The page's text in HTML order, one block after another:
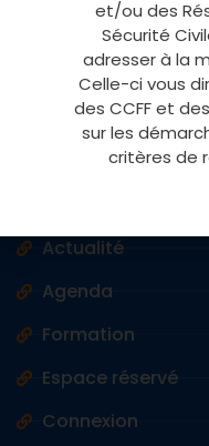
Sécurité Civile
Accès massifs
Actualité
Agenda
Formation
Espace réservé
Connexion
et/ou des
Sécurité
adresser à la
Celle-ci vous
des CCFF et
sur les
critères de